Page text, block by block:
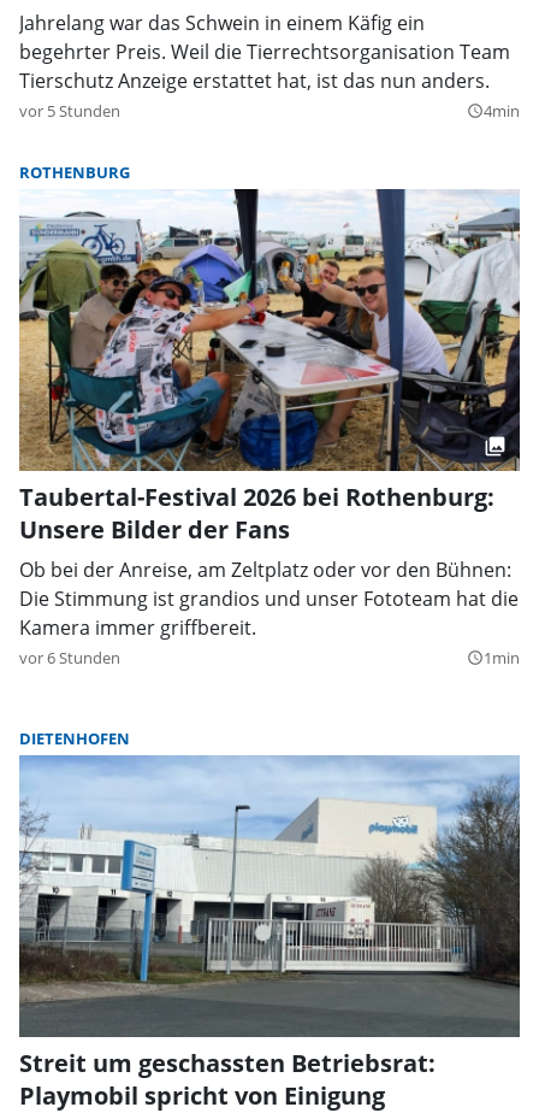
Jahrelang war das Schwein in einem Käfig ein
begehrter Preis. Weil die Tierrechtsorganisation Team
Tierschutz Anzeige erstattet hat, ist das nun anders.
vor 5 Stunden query_builder4min
ROTHENBURG
Taubertal-Festival 2026 bei Rothenburg:
Unsere Bilder der Fans
Ob bei der Anreise, am Zeltplatz oder vor den Bühnen:
Die Stimmung ist grandios und unser Fototeam hat die
Kamera immer griffbereit.
vor 6 Stunden query_builder1min
DIETENHOFEN
Streit um geschassten Betriebsrat:
Playmobil spricht von Einigung